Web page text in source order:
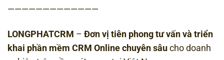
—————————————
LONGPHATCRM – Đơn vị tiên phong tư vấn và triển
khai phần mềm CRM Online chuyên sâucho doanh